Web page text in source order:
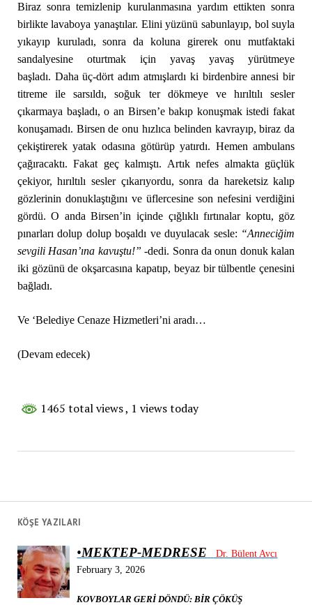
Biraz sonra temizlenip kurulanmasına yardım ettikten sonra
birlikte lavaboya yanaştılar. Elini yüzünü sabunlayıp, bol suyla
yıkayıp kuruladı, sonra da koluna girerek onu mutfaktaki
sandalyesine oturtmak için yavaş yavaş yürütmeye
başladı. Daha üç-dört adım atmışlardı ki birdenbire annesi bir
titreme ile sarsıldı, soğuk ter dökmeye ve hırıltılı sesler
çıkarmaya başladı, o an Birsen’e bakıp konuşmak istedi fakat
konuşamadı. Birsen de onu hızlıca belinden kavrayıp, biraz da
çekiştirerek yatak odasına götürüp yatırdı. Hemen ambulans
çağıracaktı. Fakat geç kalmıştı. Artık nefes almakta güçlük
çekiyor, hırıltılı sesler çıkarıyordu, sonra da hareketsiz kalıp
gözlerinin donuklaştığını ve üflercesine son nefesini verdiğini
gördü. O anda Birsen’in içinde çığlıklı fırtınalar koptu, göz
pınarları dolup dolup boşaldı ve duyulacak sesle: “Anneciğim
sevgili Hasan’ına kavuştu!” -dedi. Sonra da onun donuk kalan
iki gözünü de okşarcasına kapatıp, beyaz bir tülbentle çenesini
bağladı.
Ve ‘Belediye Cenaze Hizmetleri’ni aradı…
(Devam edecek)
1465 total views, 1 views today
KÖŞE YAZILARI
•MEKTEP-MEDRESE
Dr. Bülent Avcı
February 3, 2026
KOVBOYLAR GERİ DÖNDÜ: BİR ÇÖKÜŞ